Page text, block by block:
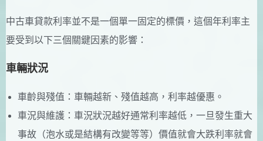
中古車貸款利率並不是一個單一固定的標價，這個年利率主
要受到以下三個關鍵因素的影響：
車輛狀況
車齡與殘值：車輛越新、殘值越高，利率越優惠。
車況與維護：車況狀況越好通常利率越低，一旦發生重大
事故（泡水或是結構有改變等等）價值就會大跌利率就會